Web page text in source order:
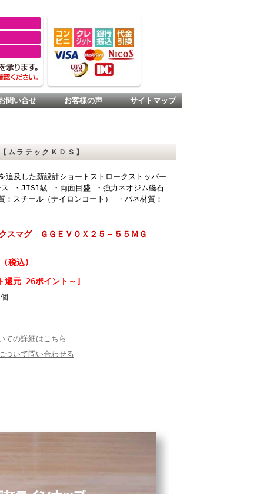
問い合せ ｜ お客様の声 ｜ サイトマップ
ラテックＫＤＳ】
及した新設計ショートストロークストッパー
ス ・JIS1級 ・両面目盛 ・強力ネオジム磁石
スチール（ナイロンコート） ・バネ材質：
スマグ ＧＧＥＶＯＸ２５－５５ＭＧ
(税込)
還元 26ポイント～]
個
ての詳細はこちら
ついて問い合わせる